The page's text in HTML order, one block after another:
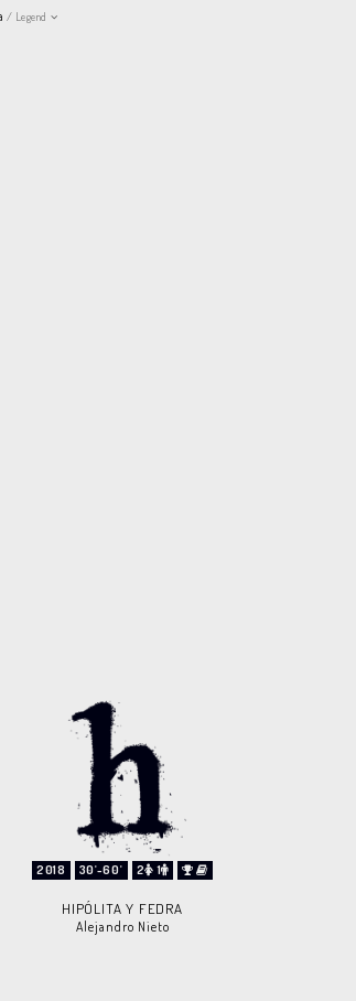
/ Legend
2018 30'-60' 2 1
HIPÓLITA Y FEDRA
Alejandro Nieto